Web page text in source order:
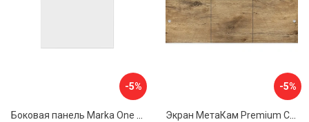
-5%
Боковая панель Marka One Flat 80 MG L 02бфл80мгл
-5%
Экран МетаКам Premium Collection 4650208860133